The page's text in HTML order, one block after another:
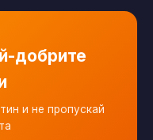
добрите
и не пропускай